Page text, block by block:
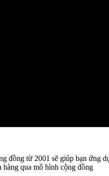
từ 2001 sẽ giúp bạn ứng
hàng qua mô hình cộng đồng